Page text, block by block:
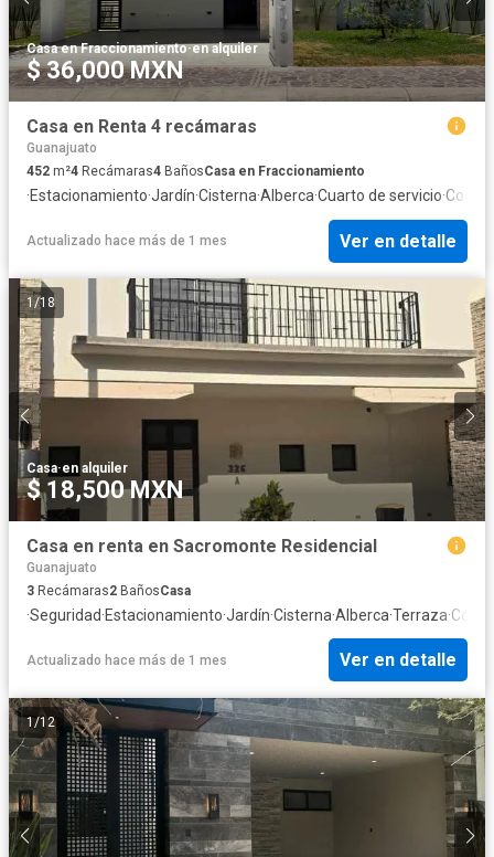
Casa en Fraccionamiento·en alquiler
$ 36,000 MXN
Casa en Renta 4 recámaras
Guanajuato
452 m²4 Recámaras4 BañosCasa en Fraccionamiento
·Estacionamiento·Jardín·Cisterna·Alberca·Cuarto de servicio·
Actualizado hace más de 1 mes Ver en detalle
1/18
Casa·en alquiler
$ 18,500 MXN
Casa en renta en Sacromonte Residencial
Guanajuato
3 Recámaras2 BañosCasa
·Seguridad·Estacionamiento·Jardín·Cisterna·Alberca·Terraza·
Actualizado hace más de 1 mes Ver en detalle
1/12